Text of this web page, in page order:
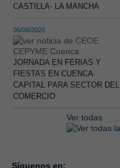
CASTILLA- LA MANCHA
06/08/2026
JORNADA EN FERIAS Y
FIESTAS EN CUENCA
CAPITAL PARA SECTOR DEL
COMERCIO
Ver todas
Síguenos en: